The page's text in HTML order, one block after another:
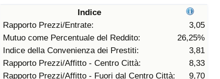
Indice
Rapporto Prezzi/Entrate:
3,05
Mutuo come Percentuale del Reddito:
26,25%
Indice della Convenienza dei Prestiti:
3,81
Rapporto Prezzi/Affitto - Centro Città:
8,33
Rapporto Prezzi/Affitto - Fuori dal Centro Città:
9,70
Indice dell’Inquinamento (Corrente)
Indice di inquinamento
Indice dell’Inquinamento per Nazione